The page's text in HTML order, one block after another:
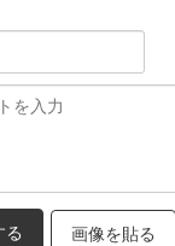
画像を貼る